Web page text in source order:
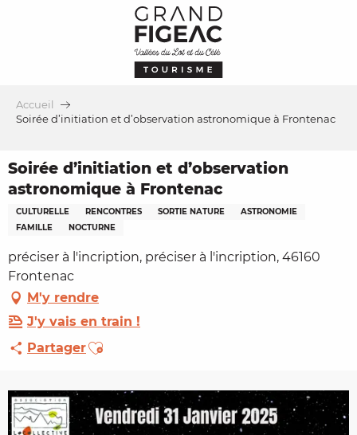
Accueil
Soirée d’initiation et d’observation astronomique à Frontenac
Soirée d’initiation et d’observation
astronomique à Frontenac
CULTURELLE RENCONTRES SORTIE NATURE
ASTRONOMIE
FAMILLE
NOCTURNE
préciser à l'incription, préciser à l'incription, 46160
Frontenac
M'y rendre
J'y vais en train !
PartagerAjouter aux favoris